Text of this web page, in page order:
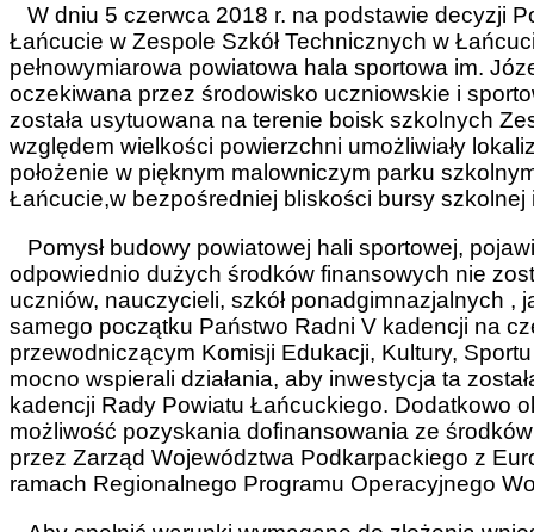
W dniu 5 czerwca 2018 r. na podstawie decyzji
Łańcucie w Zespole Szkół Technicznych w
pełnowymiarowa powiatowa hala sportowa im.
oczekiwana przez środowisko uczniowskie i
została usytuowana na terenie boisk szkolnych
względem wielkości powierzchni umożliwiały
położenie w pięknym malowniczym parku
Łańcucie,w bezpośredniej bliskości bursy
Pomysł budowy powiatowej hali sportowej,
odpowiednio dużych środków finansowych nie
uczniów, nauczycieli, szkół ponadgimnazjalnych ,
samego początku Państwo Radni V kadencji na
przewodniczącym Komisji Edukacji, Kultury,
mocno wspierali działania, aby inwestycja ta
kadencji Rady Powiatu Łańcuckiego. Dodatkowo
możliwość pozyskania dofinansowania ze
przez Zarząd Województwa Podkarpackiego z
ramach Regionalnego Programu Operacyjnego